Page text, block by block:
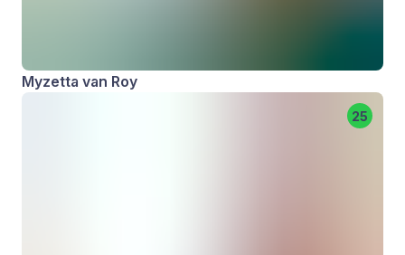
Myzetta van Roy
25